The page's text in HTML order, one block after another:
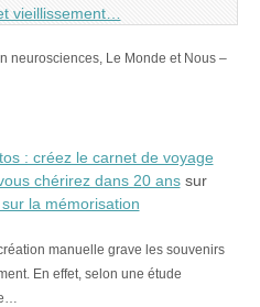
vieillissement…
neurosciences, Le Monde et Nous –
: créez le carnet de voyage
chérirez dans 20 anssur
sur la mémorisation
manuelle grave les souvenirs
En effet, selon une étude